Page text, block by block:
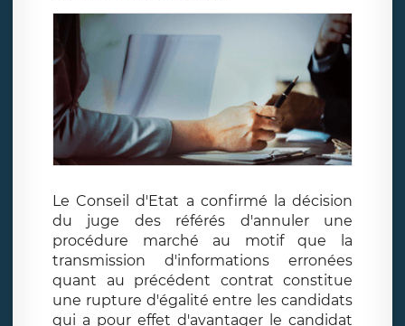
Le Conseil d'Etat a confirmé la décision
du juge des référés d'annuler une
procédure marché au motif que la
transmission d'informations erronées
quant au précédent contrat constitue
une rupture d'égalité entre les candidats
qui a pour effet d'avantager le candidat